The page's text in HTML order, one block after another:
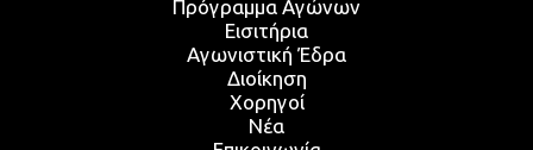
Πρόγραμμα Αγώνων
Εισιτήρια
Αγωνιστική Έδρα
Διοίκηση
Χορηγοί
Νέα